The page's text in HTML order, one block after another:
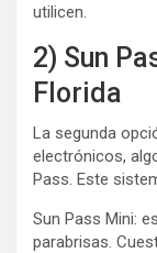
utilicen.
2) Sun
Florida
La segunda
electrónicos,
Pass. Este
Sun Pass Mini:
parabrisas.